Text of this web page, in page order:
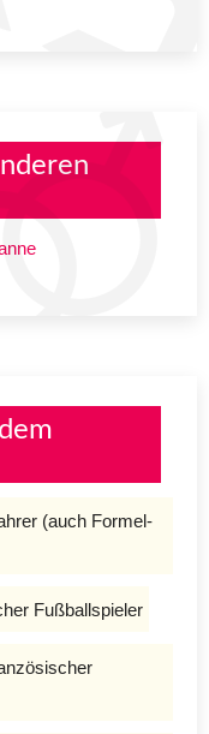
(auch Formel-
Fußballspieler